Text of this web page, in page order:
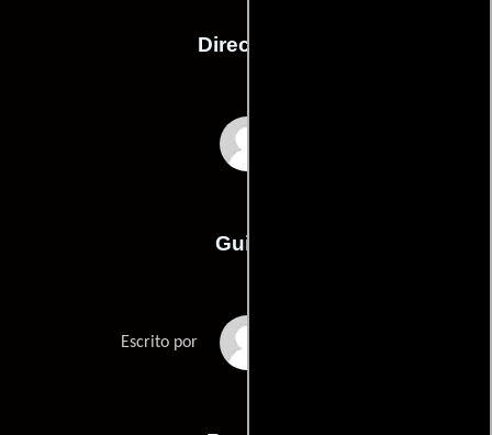
Dirección
Guión
Escrito por